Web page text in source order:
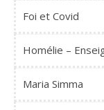
Foi et Covid
Homélie –
Maria Simma